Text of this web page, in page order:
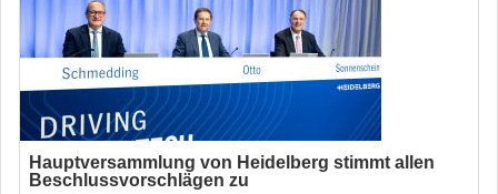
Hauptversammlung von Heidelberg stimmt allen
Beschlussvorschlägen zu